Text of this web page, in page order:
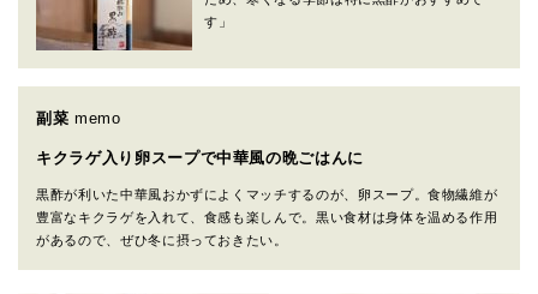
す」
副菜 memo
キクラゲ入り卵スープで中華風の晩ごはんに
黒酢が利いた中華風おかずによくマッチするのが、卵スープ。食物繊維が
豊富なキクラゲを入れて、食感も楽しんで。黒い食材は身体を温める作用
があるので、ぜひ冬に摂っておきたい。